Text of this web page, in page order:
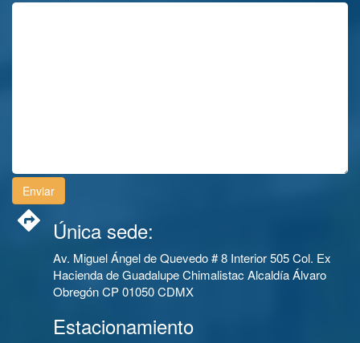
Única sede:
Av. Miguel Ángel de Quevedo # 8 Interior 505 Col. Ex
Hacienda de Guadalupe Chimalistac Alcaldía Álvaro
Obregón CP 01050 CDMX
Estacionamiento